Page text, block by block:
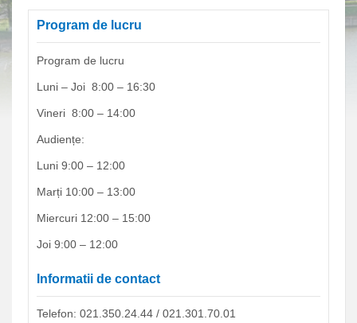
Program de lucru
Program de lucru
Luni – Joi 8:00 – 16:30
Vineri 8:00 – 14:00
Audiențe:
Luni 9:00 – 12:00
Marți 10:00 – 13:00
Miercuri 12:00 – 15:00
Joi 9:00 – 12:00
Informatii de contact
Telefon: 021.350.24.44 / 021.301.70.01